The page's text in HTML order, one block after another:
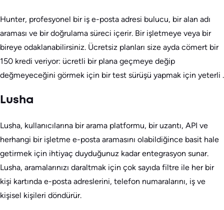
Hunter, profesyonel bir iş e-posta adresi bulucu, bir alan adı
araması ve bir doğrulama süreci içerir. Bir işletmeye veya bir
bireye odaklanabilirsiniz. Ücretsiz planları size ayda cömert bir
150 kredi veriyor: ücretli bir plana geçmeye değip
değmeyeceğini görmek için bir test sürüşü yapmak için yeterli .
Lusha
Lusha, kullanıcılarına bir arama platformu, bir uzantı, API ve
herhangi bir işletme e-posta aramasını olabildiğince basit hale
getirmek için ihtiyaç duyduğunuz kadar entegrasyon sunar.
Lusha, aramalarınızı daraltmak için çok sayıda filtre ile her bir
kişi kartında e-posta adreslerini, telefon numaralarını, iş ve
kişisel kişileri döndürür.